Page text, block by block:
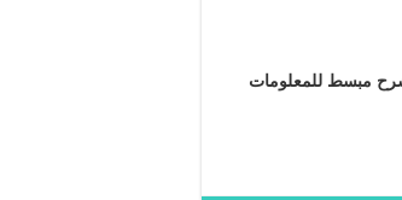
مبسط للمعلومات